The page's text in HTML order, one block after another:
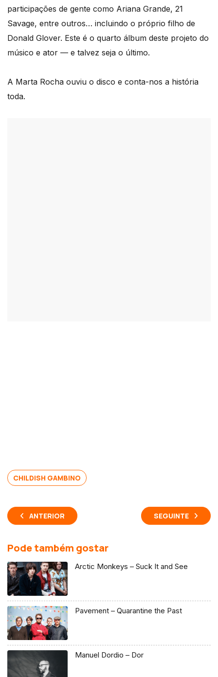
participações de gente como Ariana Grande, 21
Savage, entre outros… incluindo o próprio filho de
Donald Glover. Este é o quarto álbum deste projeto do
músico e ator — e talvez seja o último.
A Marta Rocha ouviu o disco e conta-nos a história
toda.
CHILDISH GAMBINO
ANTERIOR SEGUINTE
Pode também gostar
Arctic Monkeys – Suck It and See
Pavement – Quarantine the Past
Manuel Dordio – Dor